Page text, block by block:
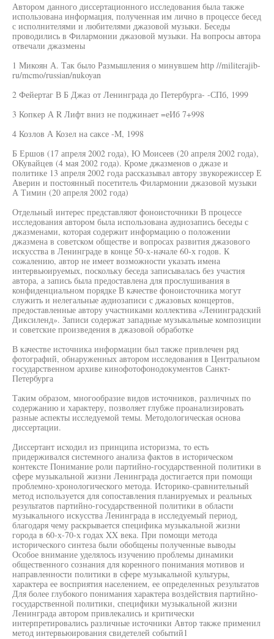
Автором данного диссертационного исследования была также
использована информация, полученная им лично в процессе бесед
с исполнителями и любителями джазовой музыки. Беседы
проводились в Филармонии джазовой музыки. На вопросы автора
отвечали джазмены
1 Микоян А. Так было Размышления о минувшем http //militerajib-
ru/mcmo/russian/nukoyan
2 Фейертаг В Б Джаз от Ленинграда до Петербурга- -СПб, 1999
3 Копкер А R Лифт вниз не поджинает =еИб 7+998
4 Козлов А Козел на саксе -M, 1998
Б Ершов (17 апреля 2002 года), Ю Моисеев (20 апреля 2002 года),
ОКувайцев (4 мая 2002 года). Кроме джазменов о джазе и
политике 13 апреля 2002 года рассказывал автору звукорежиссер Е
Аверин и постоянный посетитель Филармонии джазовой музыки
А Тимин (20 апреля 2002 года)
Отдельный интерес представляют фоноисточники В процессе
исследования автором была использована аудиозапись беседы с
джазменами, которая содержит информацию о положении
джазмена в советском обществе и вопросах развития джазового
искусства в Ленинграде в конце 50-х-начале 60-х годов. К
сожалению, автор не имеет возможности указать имена
интервьюируемых, поскольку беседа записывалась без участия
автора, а запись была предоставлена для прослушивания в
конфиденциальном порядке В качестве фоноисточника могут
служить и нелегальные аудиозаписи с джазовых концертов,
предоставленные автору участниками коллектива «Ленинградский
Диксиленд». Записи содержат западные музыкальные композиции
и советские произведения в джазовой обработке
В качестве источника информации был также привлечен ряд
фотографий, обнаруженных автором исследования в Центральном
государственном архиве кинофотофонодокументов Санкт-
Петербурга
Таким образом, многообразие видов источников, различных по
содержанию и характеру, позволяет глубже проанализировать
разные аспекты исследуемой темы. Методологическая основа
диссертации.
Диссертант исходил из принципа историзма, то есть
придерживался системного анализа фактов в историческом
контексте Понимание роли партийно-государственной политики в
сфере музыкальной жизни Ленинграда достигается при помощи
проблемно-хронологического метода. Историко-сравнительный
метод используется для сопоставления планируемых и реальных
результатов партийно-государственной политики в области
музыкального искусства Ленинграда в исследуемый период,
благодаря чему раскрывается специфика музыкальной жизни
города в 60-х-70-х годах XX века. При помощи метода
исторического синтеза были обобщены полученные выводы
Особое внимание уделялось изучению проблемы динамики
общественного сознания для коренного понимания мотивов и
направленности политики в сфере музыкальной культуры,
характера ее восприятия населением, ее определенных результатов
Для более глубокого понимания характера воздействия партийно-
государственной политики, специфики музыкальной жизни
Ленинграда автором привлекались и критически
интерпретировались различные источники Автор также применил
метод интервьюирования свидетелей событий1